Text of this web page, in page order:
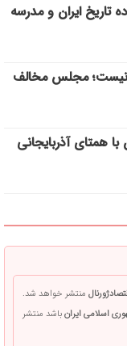
تاریخ ایران و مدرسه
نیست؛ مجلس مخالف
همتای آذربایجانی
منتشر خواهد شد.
اسلامی ایرانباشد منتشر